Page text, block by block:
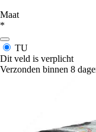
Maat
*
TU
Dit veld is verplicht
Verzonden binnen 8